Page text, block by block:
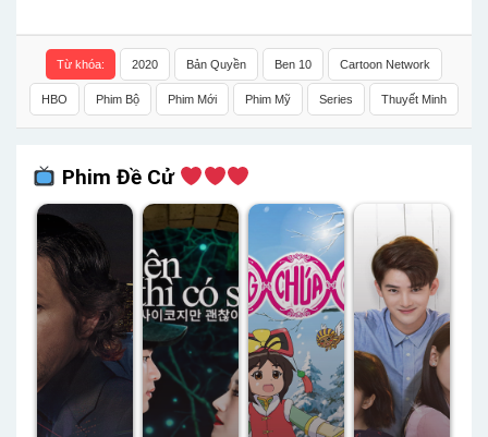
Từ khóa: 2020 Bản Quyền Ben 10 Cartoon Network
HBO Phim Bộ Phim Mới Phim Mỹ Series Thuyết Minh
Phim Đề Cử